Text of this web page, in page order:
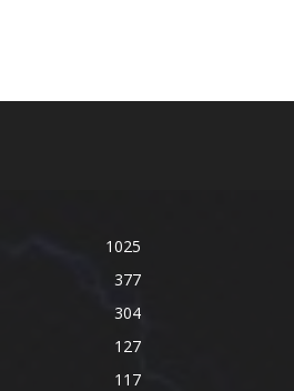
1025
377
304
127
117